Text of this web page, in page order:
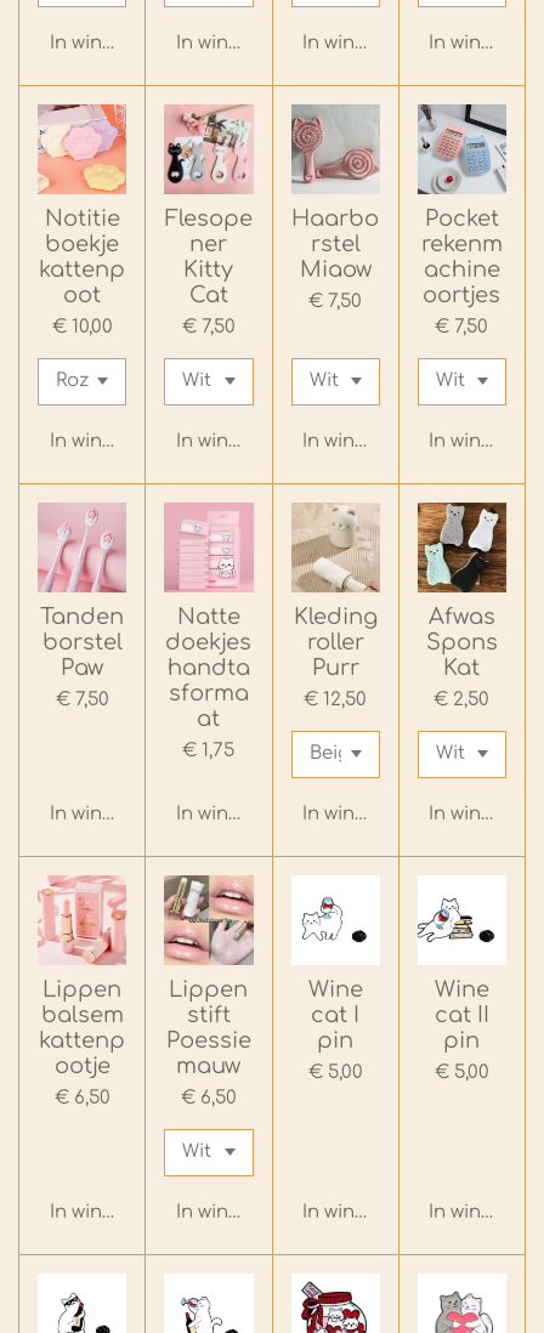
In winkelwagenIn winkelwagenIn winkelwagenIn
Notitie
boekje
kattenp
oot
€ 10,00
In winkelwagen
Flesope
ner
Kitty
Cat
€ 7,50
In winkelwagen
Haarbo
rstel
Miaow
€ 7,50
In winkelwagen
Pocket
rekenm
achine
oortjes
€ 7,50
In
Tanden
borstel
Paw
€ 7,50
In winkelwagen
Natte
doekjes
handta
sforma
at
€ 1,75
In winkelwagen
Kleding
roller
Purr
€ 12,50
In winkelwagen
Afwas
Spons
Kat
€ 2,50
In
Lippen
balsem
kattenp
ootje
€ 6,50
In winkelwagen
Lippen
stift
Poessie
mauw
€ 6,50
In winkelwagen
Wine
cat I
pin
€ 5,00
In winkelwagen
Wine
cat II
pin
€ 5,00
In